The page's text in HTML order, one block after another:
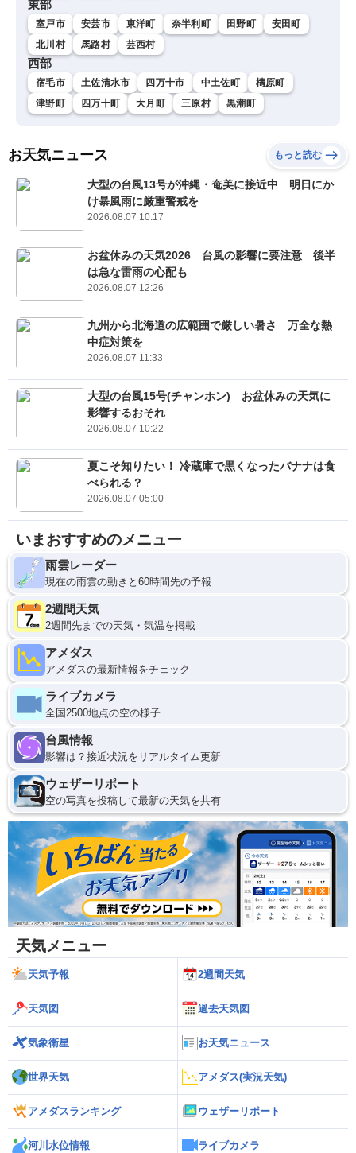
東部
室戸市 安芸市 東洋町 奈半利町 田野町
安田町
北川村
馬路村 芸西村
西部
宿毛市 土佐清水市 四万十市 中土佐町
檮原町
津野町
四万十町 大月町 三原村 黒潮町
お天気ニュース もっと読む
大型の台風13号が沖縄・奄美に接近中 明日にか
け暴風雨に厳重警戒を
2026.08.07 10:17
お盆休みの天気2026 台風の影響に要注意 後半
は急な雷雨の心配も
2026.08.07 12:26
九州から北海道の広範囲で厳しい暑さ 万全な熱
中症対策を
2026.08.07 11:33
大型の台風15号(チャンホン) お盆休みの天気に
影響するおそれ
2026.08.07 10:22
夏こそ知りたい！ 冷蔵庫で黒くなったバナナは食
べられる？
2026.08.07 05:00
いまおすすめのメニュー
雨雲レーダー
現在の雨雲の動きと60時間先の予報
2週間天気
2週間先までの天気・気温を掲載
アメダス
アメダスの最新情報をチェック
ライブカメラ
全国2500地点の空の様子
台風情報
影響は？接近状況をリアルタイム更新
ウェザーリポート
空の写真を投稿して最新の天気を共有
天気メニュー
天気予報 2週間天気
天気図 過去天気図
気象衛星 お天気ニュース
世界天気 アメダス(実況天気)
アメダスランキング ウェザーリポート
河川水位情報 ライブカメラ